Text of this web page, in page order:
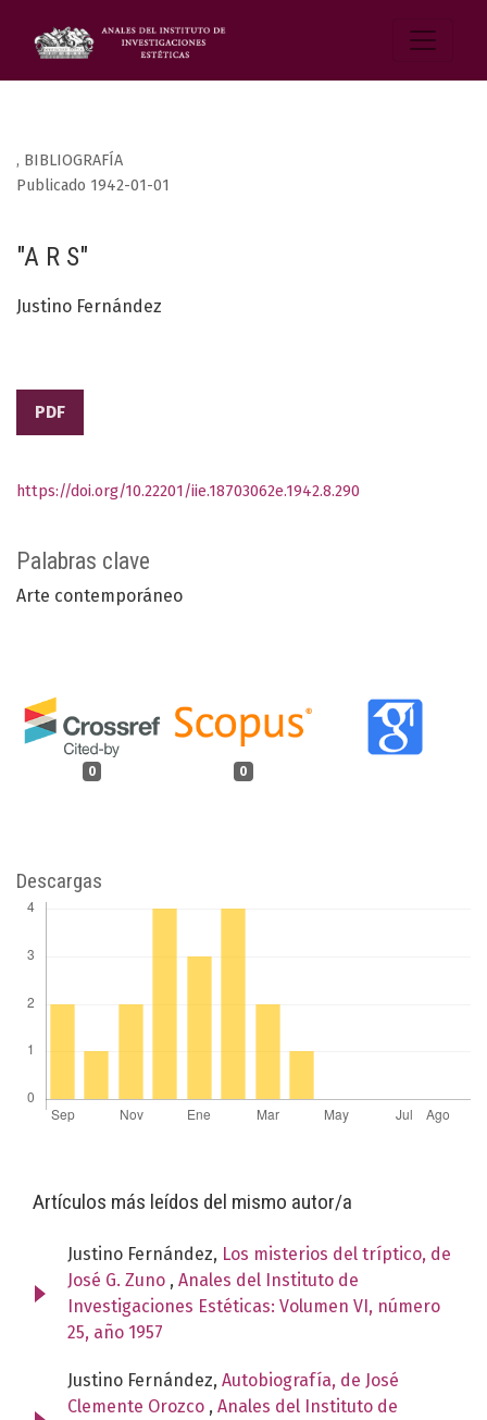
, BIBLIOGRAFÍA
"A R S"
Publicado 1942-01-01
Justino Fernández
PDF
Palabras clave
Arte contemporáneo
0 0
https://doi.org/10.22201/iie.18703062e.1942.8.290
Descargas
Artículos más leídos del mismo autor/a
Justino Fernández, Los misterios del tríptico, de
José G. Zuno , Anales del Instituto de
Investigaciones Estéticas: Volumen VI, número
25, año 1957
Justino Fernández, Autobiografía, de José
Clemente Orozco , Anales del Instituto de